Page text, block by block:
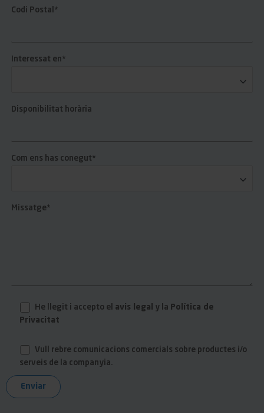
Codi Postal*
Interessat en*
Disponibilitat horària
Com ens has conegut*
Missatge*
He llegit i accepto el avis legal y la Política de
Privacitat
Vull rebre comunicacions comercials sobre productes i/o
serveis de la companyia.